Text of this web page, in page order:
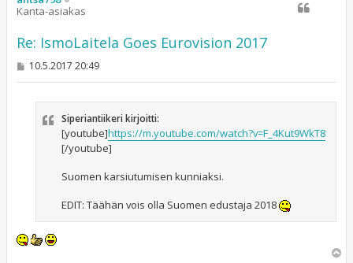
Kanta-asiakas
Re: IsmoLaitela Goes Eurovision 2017
V10.5.2017 20:49
Siperiantiikeri kirjoitti:
[youtube]https://m.youtube.com/watch?v=F_4Kut9WkT8
[/youtube]
Suomen karsiutumisen kunniaksi.
EDIT: Täähän vois olla Suomen edustaja 2018